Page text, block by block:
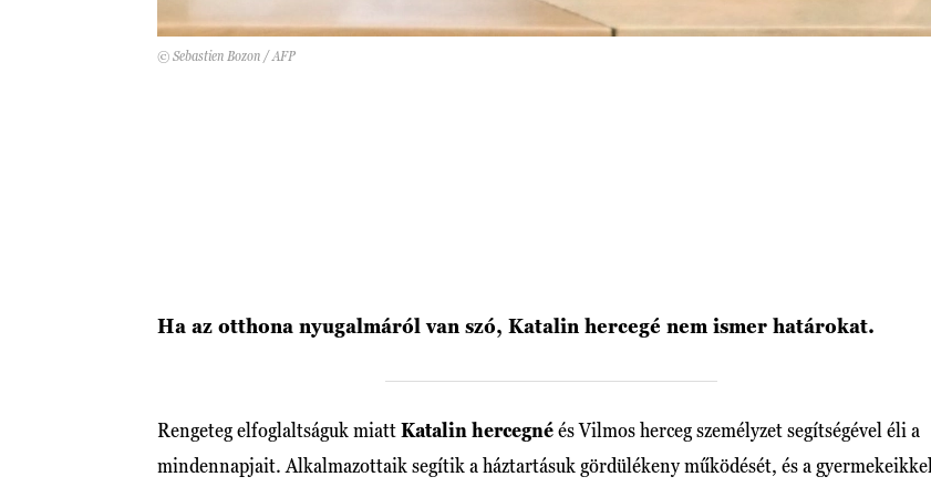
© Sebastien Bozon / AFP
Ha az otthona nyugalmáról van szó, Katalin hercegé nem ismer határokat.
Rengeteg elfoglaltságuk miattKatalin hercegnéés Vilmos herceg személyzet segítségével éli a
mindennapjait. Alkalmazottaik segítik a háztartásuk gördülékeny működését, és a gyermekeikkel